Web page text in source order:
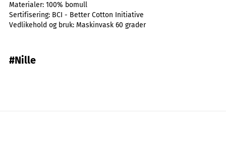
Materialer: 100% bomull
Sertifisering: BCI - Better Cotton Initiative
Vedlikehold og bruk: Maskinvask 60 grader
#Nille